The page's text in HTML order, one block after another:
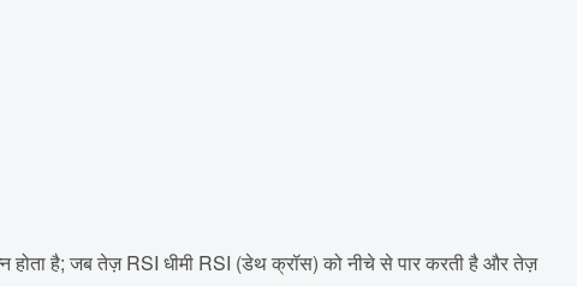
होता है; जब तेज़ RSI धीमी RSI (डेथ क्रॉस) को नीचे से पार करती है और तेज़